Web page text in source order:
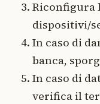
Riconfigura
dispositivi/
In caso di
banca,
In caso di
verifica il